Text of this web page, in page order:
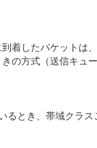
着したパケット
の方式（送信キ
るとき、帯域クラ